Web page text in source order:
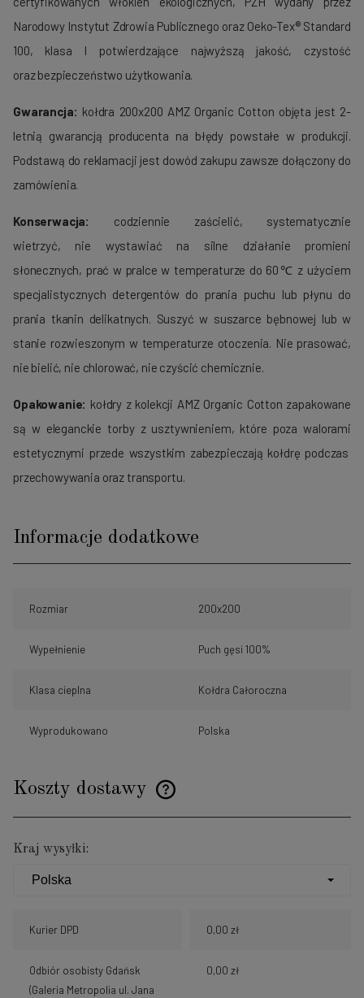
Narodowy Instytut Zdrowia Publicznego oraz Oeko-Tex® Standard
100, klasa I potwierdzające najwyższą jakość, czystość
oraz bezpieczeństwo użytkowania.
Gwarancja: kołdra 200x200 AMZ Organic Cotton objęta jest 2-
letnią gwarancją producenta na błędy powstałe w produkcji.
Podstawą do reklamacji jest dowód zakupu zawsze dołączony do
zamówienia.
Konserwacja:
codziennie zaścielić, systematycznie
wietrzyć, nie wystawiać na silne działanie promieni
słonecznych, prać w pralce w temperaturze do 60℃ z użyciem
specjalistycznych detergentów do prania puchu lub płynu do
prania tkanin delikatnych. Suszyć w suszarce bębnowej lub w
stanie rozwieszonym w temperaturze otoczenia. Nie prasować,
nie bielić, nie chlorować, nie czyścić chemicznie.
Opakowanie: kołdry z kolekcji AMZ Organic Cotton zapakowane
są w eleganckie torby z usztywnieniem, które poza walorami
estetycznymi przede wszystkim zabezpieczają kołdrę podczas
przechowywania oraz transportu.
Informacje dodatkowe
Rozmiar 200x200
Wypełnienie Puch gęsi 100%
Klasa cieplna Kołdra Całoroczna
Wyprodukowano Polska
Koszty dostawy
Cena nie zawiera ewentualnych kosztów płatności
Kraj wysyłki:
Kurier DPD 0,00 zł
Odbiór osobisty Gdańsk
(Galeria Metropolia ul. Jana
0,00 zł